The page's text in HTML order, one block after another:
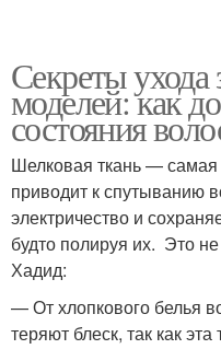
Секреты ухода
моделей: как
состояния
Шелковая ткань — самая
приводит к спутыванию
электричество и
будто полируя их. Это
Хадид:
— От хлопкового белья
теряют блеск, так как